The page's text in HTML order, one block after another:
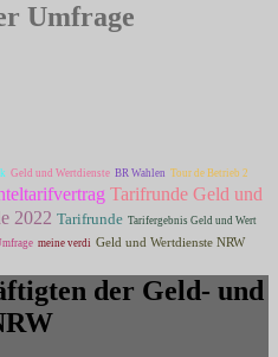
Umfrage
Geld und Wertdienste BR Wahlen Tour de Betrieb 2
Tarifrunde Geld und
2022 Tarifrunde Tarifergebnis Geld und Wert
meine verdi Geld und Wertdienste NRW
der Geld- und